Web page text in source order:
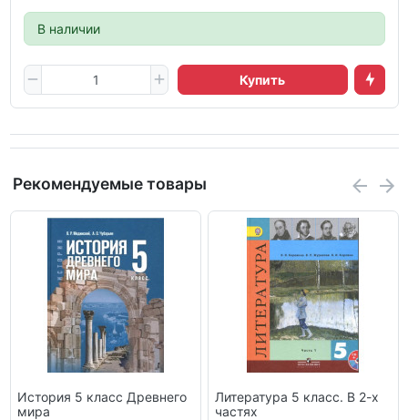
В наличии
Купить
Рекомендуемые товары
История 5 класс Древнего
мира
Литература 5 класс. В 2-х
частях